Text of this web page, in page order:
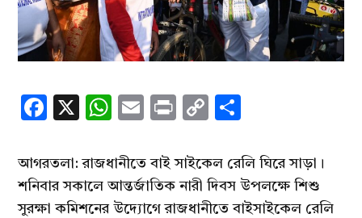
Facebook
X WhatsApp
EmailPrintCopy
আগরতলা: রাজধানীতে বাই সাইকেল রেলি ঘিরে সাড়া।
শনিবার সকালে আন্তর্জাতিক নারী দিবস উপলক্ষে শিশু
সুরক্ষা কমিশনের উদ্যোগে রাজধানীতে বাইসাইকেল রেলি